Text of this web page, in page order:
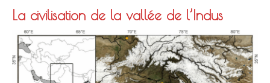
La civilisation de la vallée de l’Indus